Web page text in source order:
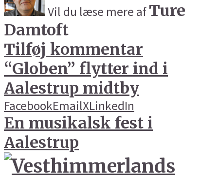
Vil du læse mere afTure
Damtoft
Tilføj kommentar
“Globen” flytter ind i
Aalestrup midtby
FacebookEmailXLinkedIn
En musikalsk fest i
Aalestrup